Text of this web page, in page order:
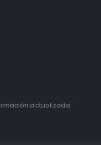
actualizada